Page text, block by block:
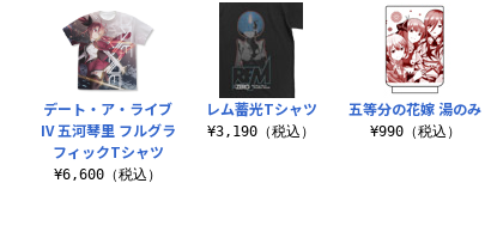
五等分の花嫁 湯のみ
¥990（税込）
デート・ア・ライブ
IV 五河琴里 フルグラ
フィックTシャツ
¥6,600（税込）
レム蓄光Tシャツ
¥3,190（税込）